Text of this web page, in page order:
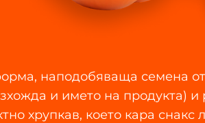
наподобяваща семена
и името на продукта)
хрупкав, което кара